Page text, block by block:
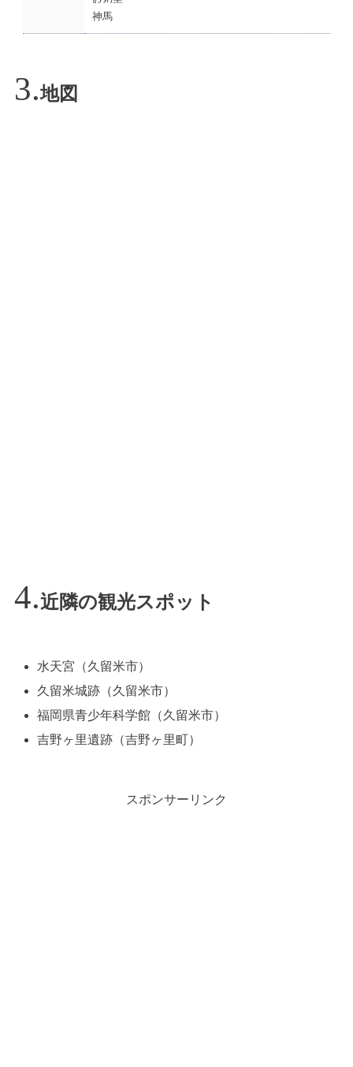
神馬
地図
近隣の観光スポット
水天宮（久留米市）
久留米城跡（久留米市）
福岡県青少年科学館（久留米市）
吉野ヶ里遺跡（吉野ヶ里町）
スポンサーリンク